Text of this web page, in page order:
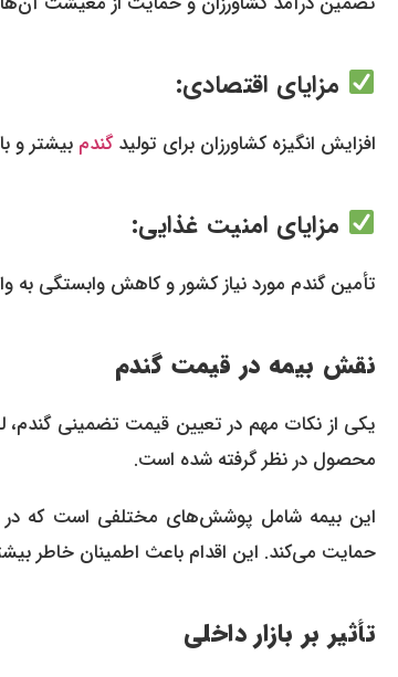
مزایای اقتصادی:
افزایش انگیزه کشاورزان برای تولیدگندم بیشتر و
مزایای امنیت غذایی:
تأمین گندم مورد نیاز کشور و کاهش وابستگی به
نقش بیمه در قیمت گندم
محصول در نظر گرفته شده است.
این بیمه شامل پوشش‌های مختلفی است که در
حمایت می‌کند. این اقدام باعث اطمینان خاطر
تأثیر بر بازار داخلی